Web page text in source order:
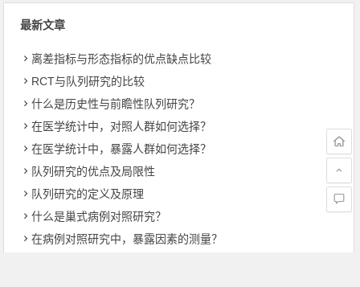
最新文章
离差指标与形态指标的优点缺点比较
RCT与队列研究的比较
什么是历史性与前瞻性队列研究？
在医学统计中，对照人群如何选择？
在医学统计中，暴露人群如何选择？
队列研究的优点及局限性
队列研究的定义及原理
什么是巢式病例对照研究？
在病例对照研究中，暴露因素的测量？